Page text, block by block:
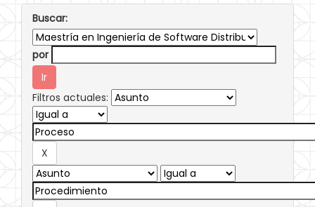
Buscar:
por
Filtros actuales: